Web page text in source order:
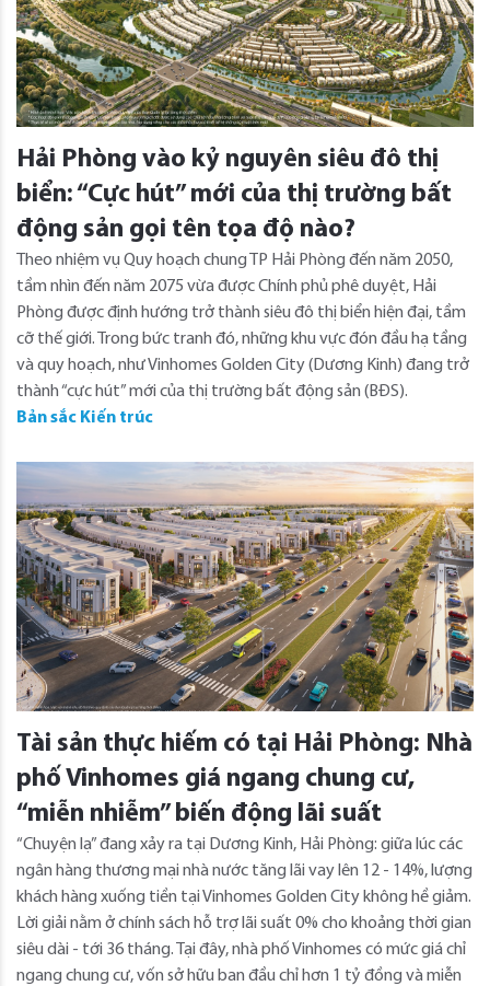
Hải Phòng vào kỷ nguyên siêu đô thị
biển: “Cực hút” mới của thị trường bất
động sản gọi tên tọa độ nào?
Theo nhiệm vụ Quy hoạch chung TP Hải Phòng đến năm 2050,
tầm nhìn đến năm 2075 vừa được Chính phủ phê duyệt, Hải
Phòng được định hướng trở thành siêu đô thị biển hiện đại, tầm
cỡ thế giới. Trong bức tranh đó, những khu vực đón đầu hạ tầng
và quy hoạch, như Vinhomes Golden City (Dương Kinh) đang trở
thành “cực hút” mới của thị trường bất động sản (BĐS).
Bản sắc Kiến trúc
Tài sản thực hiếm có tại Hải Phòng: Nhà
phố Vinhomes giá ngang chung cư,
“miễn nhiễm” biến động lãi suất
“Chuyện lạ” đang xảy ra tại Dương Kinh, Hải Phòng: giữa lúc các
ngân hàng thương mại nhà nước tăng lãi vay lên 12 - 14%, lượng
khách hàng xuống tiền tại Vinhomes Golden City không hề giảm.
Lời giải nằm ở chính sách hỗ trợ lãi suất 0% cho khoảng thời gian
siêu dài - tới 36 tháng. Tại đây, nhà phố Vinhomes có mức giá chỉ
ngang chung cư, vốn sở hữu ban đầu chỉ hơn 1 tỷ đồng và miễn